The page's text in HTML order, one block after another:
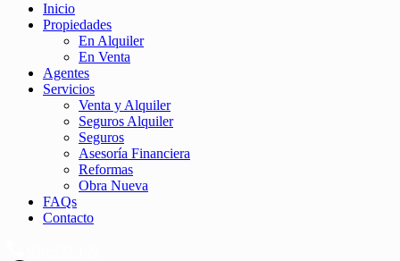
Inicio
Propiedades
En Alquiler
En Venta
Agentes
Servicios
Venta y Alquiler
Seguros Alquiler
Seguros
Asesoría Financiera
Reformas
Obra Nueva
FAQs
Contacto